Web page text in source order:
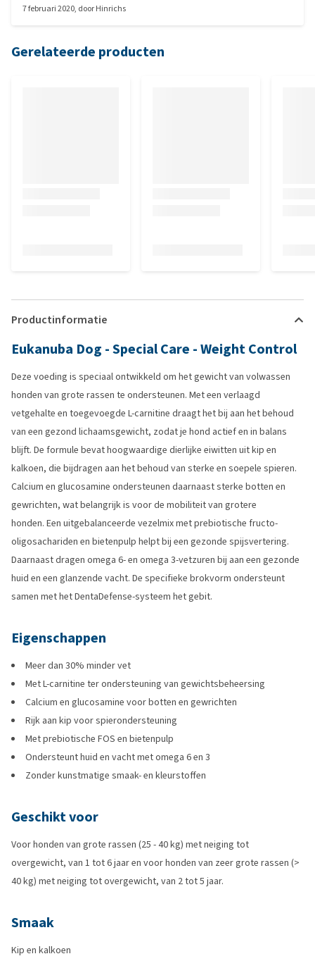
7 februari 2020, doorHinrichs
Gerelateerde producten
Productinformatie
Eukanuba Dog - Special Care - Weight Control
Deze voeding is speciaal ontwikkeld om het gewicht van volwassen
honden van grote rassen te ondersteunen. Met een verlaagd
vetgehalte en toegevoegde L-carnitine draagt het bij aan het behoud
van een gezond lichaamsgewicht, zodat je hond actief en in balans
blijft. De formule bevat hoogwaardige dierlijke eiwitten uit kip en
kalkoen, die bijdragen aan het behoud van sterke en soepele spieren.
Calcium en glucosamine ondersteunen daarnaast sterke botten en
gewrichten, wat belangrijk is voor de mobiliteit van grotere
honden. Een uitgebalanceerde vezelmix met prebiotische fructo-
oligosachariden en bietenpulp helpt bij een gezonde spijsvertering.
Daarnaast dragen omega 6- en omega 3-vetzuren bij aan een gezonde
huid en een glanzende vacht. De specifieke brokvorm ondersteunt
samen met het DentaDefense-systeem het gebit.
Eigenschappen
Meer dan 30% minder vet
Met L-carnitine ter ondersteuning van gewichtsbeheersing
Calcium en glucosamine voor botten en gewrichten
Rijk aan kip voor spierondersteuning
Met prebiotische FOS en bietenpulp
Ondersteunt huid en vacht met omega 6 en 3
Zonder kunstmatige smaak- en kleurstoffen
Geschikt voor
Voor honden van grote rassen (25 - 40 kg) met neiging tot
overgewicht, van 1 tot 6 jaar en voor honden van zeer grote rassen (>
40 kg) met neiging tot overgewicht, van 2 tot 5 jaar.
Smaak
Kip en kalkoen